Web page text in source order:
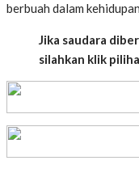
berbuah dalam
Jika saudara
silahkan klik